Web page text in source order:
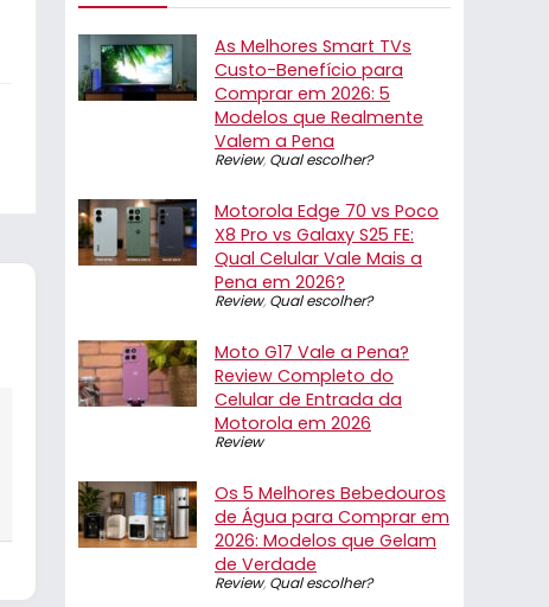
As Melhores Smart TVs
Custo-Benefício para
Comprar em 2026: 5
Modelos que Realmente
Valem a Pena
Review, Qual escolher?
Motorola Edge 70 vs Poco
X8 Pro vs Galaxy S25 FE:
Qual Celular Vale Mais a
Pena em 2026?
Review, Qual escolher?
Moto G17 Vale a Pena?
Review Completo do
Celular de Entrada da
Motorola em 2026
Review
Os 5 Melhores Bebedouros
de Água para Comprar em
2026: Modelos que Gelam
de Verdade
Review, Qual escolher?